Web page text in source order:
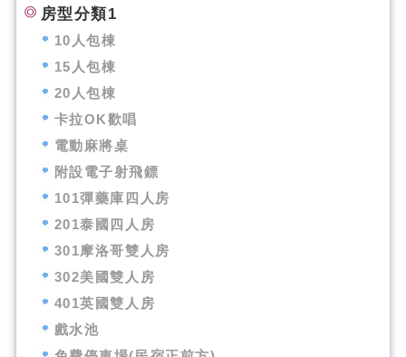
房型分類1
10人包棟
15人包棟
20人包棟
卡拉OK歡唱
電動麻將桌
附設電子射飛鏢
101彈藥庫四人房
201泰國四人房
301摩洛哥雙人房
302美國雙人房
401英國雙人房
戲水池